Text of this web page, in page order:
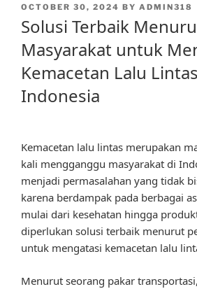
POSTED
OCTOBER 30, 2024 BY ADMIN318
Solusi Terbaik
Masyarakat untuk
Kemacetan Lalu
Indonesia
Kemacetan lalu lintas merupakan
kali mengganggu masyarakat di
menjadi permasalahan yang tidak
karena berdampak pada berbagai
mulai dari kesehatan hingga
diperlukan solusi terbaik menurut
untuk mengatasi kemacetan lalu
Menurut seorang pakar